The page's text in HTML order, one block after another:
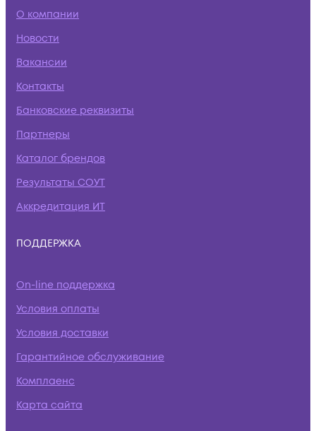
О компании
Новости
Вакансии
Контакты
Банковские реквизиты
Партнеры
Каталог брендов
Результаты СОУТ
Аккредитация ИТ
ПОДДЕРЖКА
On-line поддержка
Условия оплаты
Условия доставки
Гарантийное обслуживание
Комплаенс
Карта сайта